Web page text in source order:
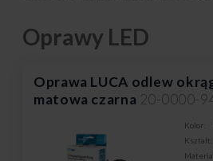
Oprawy LED
Oprawa LUCA odlew
matowa czarna 20-0000-
Kolor:
Kształt: